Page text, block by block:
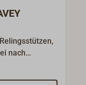
nach
im
Bronze